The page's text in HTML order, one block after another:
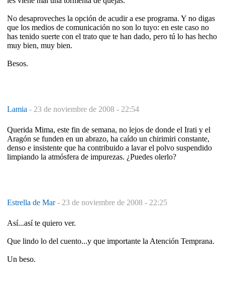
No desaproveches la opción de acudir a ese programa. Y no digas
que los medios de comunicación no son lo tuyo: en este caso no
has tenido suerte con el trato que te han dado, pero tú lo has hecho
muy bien, muy bien.
Besos.
Lamia - 23 de noviembre de 2008 - 22:54
Querida Mima, este fin de semana, no lejos de donde el Irati y el
Aragón se funden en un abrazo, ha caído un chirimiri constante,
denso e insistente que ha contribuido a lavar el polvo suspendido
limpiando la atmósfera de impurezas. ¿Puedes olerlo?
Estrella de Mar- 23 de noviembre de 2008 - 22:25
Así...así te quiero ver.
Que lindo lo del cuento...y que importante la Atención Temprana.
Un beso.